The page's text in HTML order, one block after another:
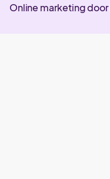
Online marketing door